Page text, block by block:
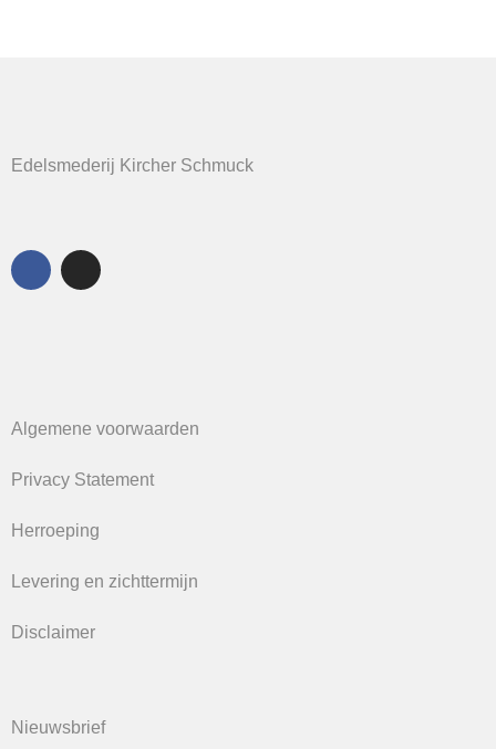
Edelsmederij Kircher Schmuck
Algemene voorwaarden
Privacy Statement
Herroeping
Levering en zichttermijn
Disclaimer
Nieuwsbrief